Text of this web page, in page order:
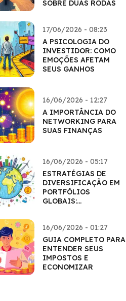
SOBRE DUAS RODAS
17/06/2026 - 08:23
A PSICOLOGIA DO
INVESTIDOR: COMO
EMOÇÕES AFETAM
SEUS GANHOS
16/06/2026 - 12:27
A IMPORTÂNCIA DO
NETWORKING PARA
SUAS FINANÇAS
16/06/2026 - 05:17
ESTRATÉGIAS DE
DIVERSIFICAÇÃO EM
PORTFÓLIOS
GLOBAIS:
16/06/2026 - 01:27
GUIA COMPLETO PARA
ENTENDER SEUS
IMPOSTOS E
ECONOMIZAR